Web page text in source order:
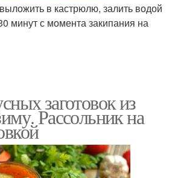
в кастрюлю, залить водой
минут с момента закипания на
заготовок из
Рассольник на